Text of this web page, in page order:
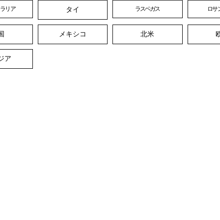
リア タイ ラスベガス ロサ
メキシコ 北米
ア